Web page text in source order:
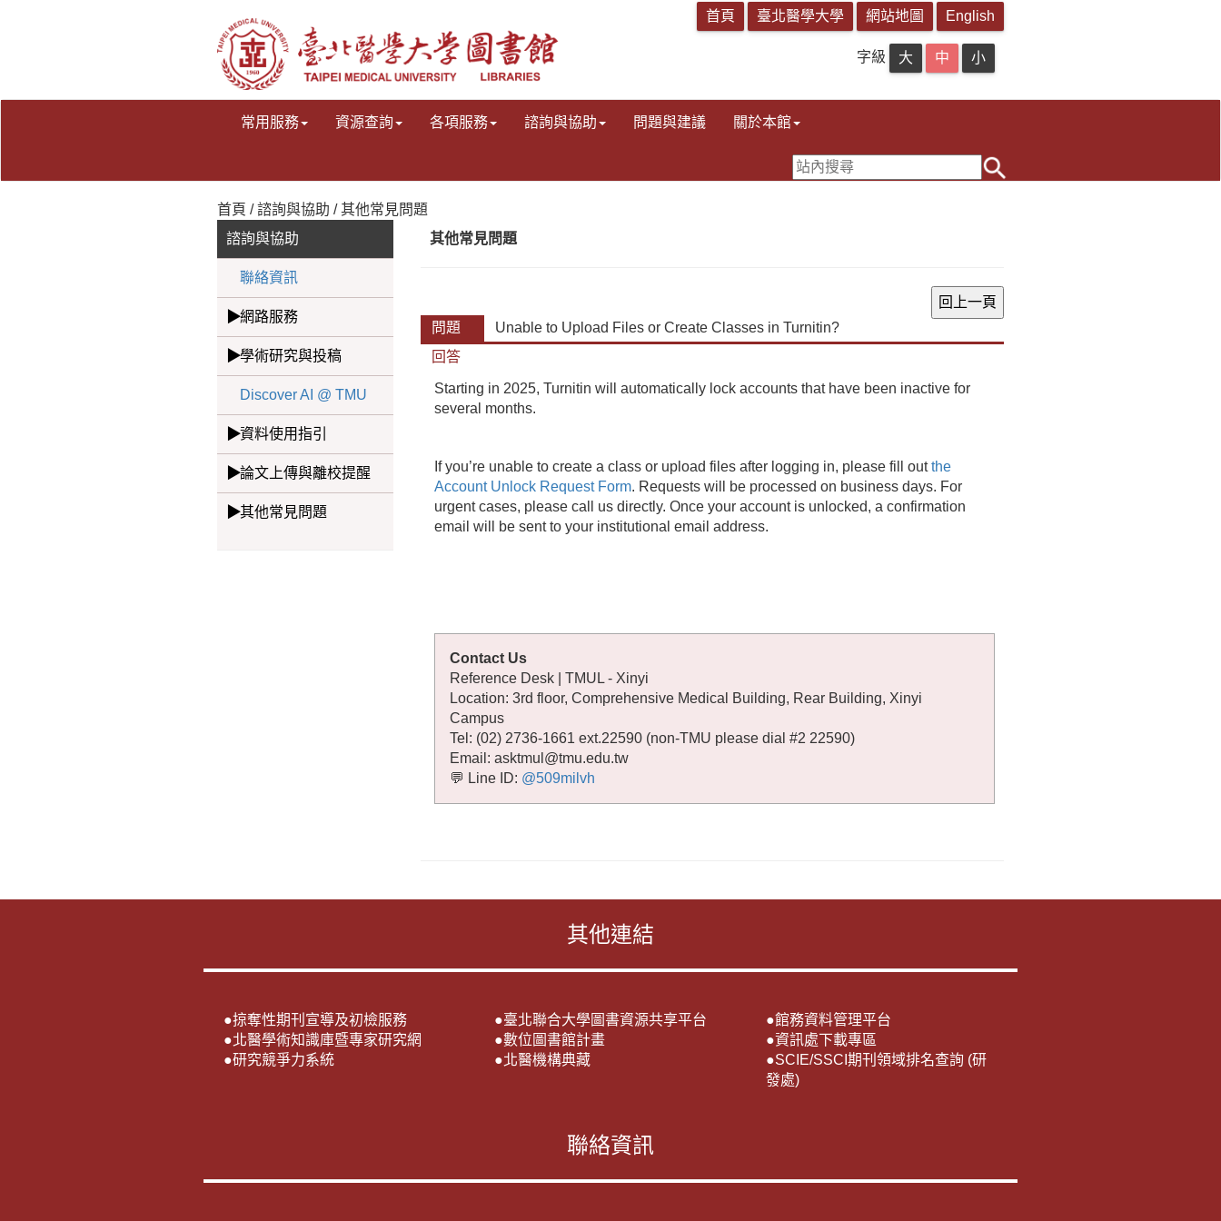
字級
常用服務 資源查詢 各項服務 諮詢與協助 問題與建議 關於本館
首頁 / 諮詢與協助 / 其他常見問題
諮詢與協助
聯絡資訊
網路服務
學術研究與投稿
Discover AI @ TMU
資料使用指引
論文上傳與離校提醒
其他常見問題
其他常見問題
問題
Unable to Upload Files or Create Classes in Turnitin?
回答
Starting in 2025, Turnitin will automatically lock accounts that have been inactive for
several months.
If you’re unable to create a class or upload files after logging in, please fill outthe
Account Unlock Request Form. Requests will be processed on business days. For
urgent cases, please call us directly. Once your account is unlocked, a confirmation
email will be sent to your institutional email address.
Contact Us
Reference Desk | TMUL - Xinyi
Location: 3rd floor, Comprehensive Medical Building, Rear Building, Xinyi
Campus
Tel: (02) 2736-1661 ext.22590 (non-TMU please dial #2 22590)
Email: asktmul@tmu.edu.tw
💬 Line ID: @509milvh
其他連結
●掠奪性期刊宣導及初檢服務
●北醫學術知識庫暨專家研究網
●研究競爭力系統
●臺北聯合大學圖書資源共享平台
●數位圖書館計畫
●北醫機構典藏
●館務資料管理平台
●資訊處下載專區
●SCIE/SSCI期刊領域排名查詢 (研
發處)
聯絡資訊